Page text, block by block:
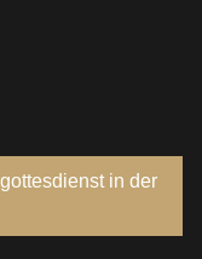
in der